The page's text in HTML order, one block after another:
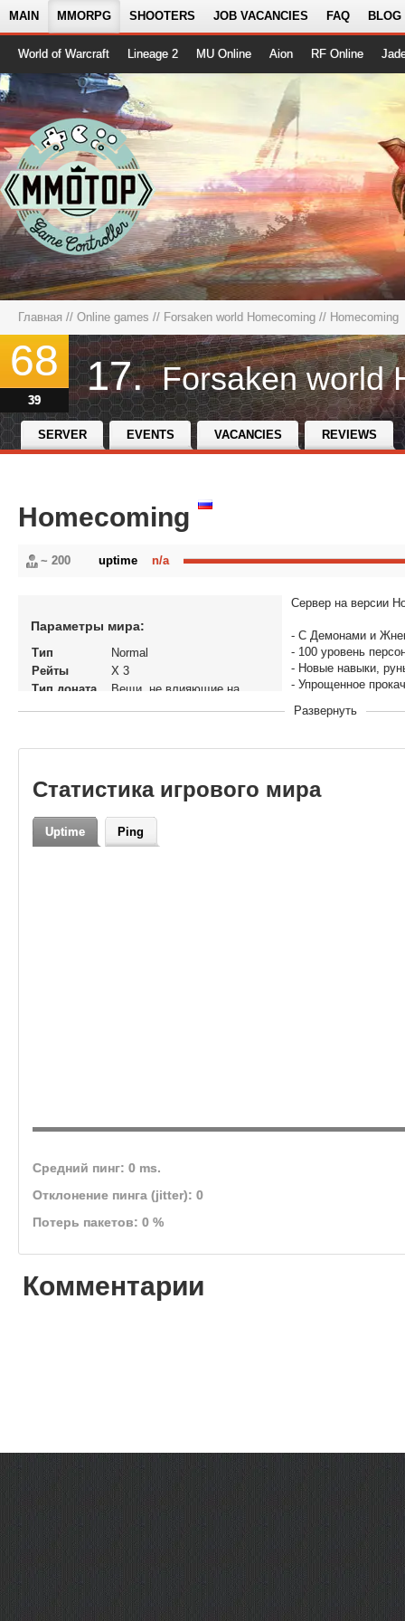
MAIN MMORPG SHOOTERS JOB VACANCIES FAQ BLOG
World of Warcraft Lineage 2 MU Online Aion RF Online
Главная // Online games // Forsaken world Homecoming // Homecoming
68
39
17.
SERVER EVENTS VACANCIES REVIEWS
Homecoming
~ 200 n/a
uptime
Параметры мира:
Тип
Normal
Рейты
X 3
Тип доната
Вещи, не влияющие на
Сервер на версии
- С Демонами и
- 100 уровень
- Новые навыки,
- Упрощенное
- Упрощенная
- Упрощенная
Развернуть
Статистика игрового мира
Uptime Ping
Средний пинг: 0 ms.
Отклонение пинга (jitter): 0
Потерь пакетов: 0 %
Комментарии